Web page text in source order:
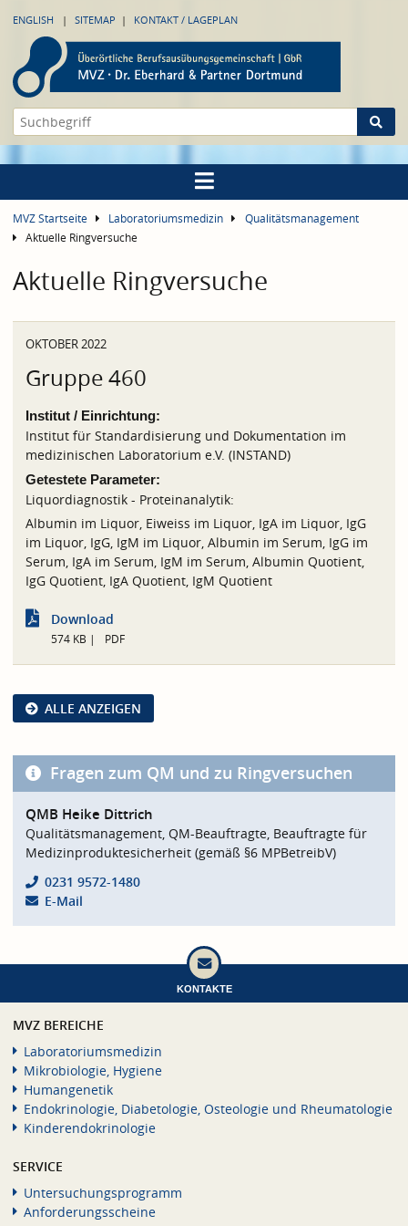
ENGLISH SITEMAP KONTAKT / LAGEPLAN
MVZ Startseite Laboratoriumsmedizin
Qualitätsmanagement
Aktuelle Ringversuche
Aktuelle Ringversuche
OKTOBER 2022
Gruppe 460
Institut / Einrichtung:
Institut für Standardisierung und Dokumentation im
medizinischen Laboratorium e.V. (INSTAND)
Getestete Parameter:
Liquordiagnostik - Proteinanalytik:
Albumin im Liquor, Eiweiss im Liquor, IgA im Liquor, IgG
im Liquor, IgG, IgM im Liquor, Albumin im Serum, IgG im
Serum, IgA im Serum, IgM im Serum, Albumin Quotient,
IgG Quotient, IgA Quotient, IgM Quotient
Download
574 KB PDF
ALLE ANZEIGEN
Fragen zum QM und zu Ringversuchen
QMB Heike Dittrich
Qualitätsmanagement, QM-Beauftragte, Beauftragte für
Medizinproduktesicherheit (gemäß §6 MPBetreibV)
0231 9572-1480
E-Mail
KONTAKTE
MVZ BEREICHE
Laboratoriumsmedizin
Mikrobiologie, Hygiene
Humangenetik
Endokrinologie, Diabetologie, Osteologie und Rheumatologie
Kinderendokrinologie
SERVICE
Untersuchungsprogramm
Anforderungsscheine